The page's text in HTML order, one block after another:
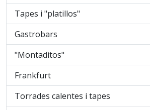
Tapes i "platillos"
Gastrobars
"Montaditos"
Frankfurt
Torrades calentes i tapes